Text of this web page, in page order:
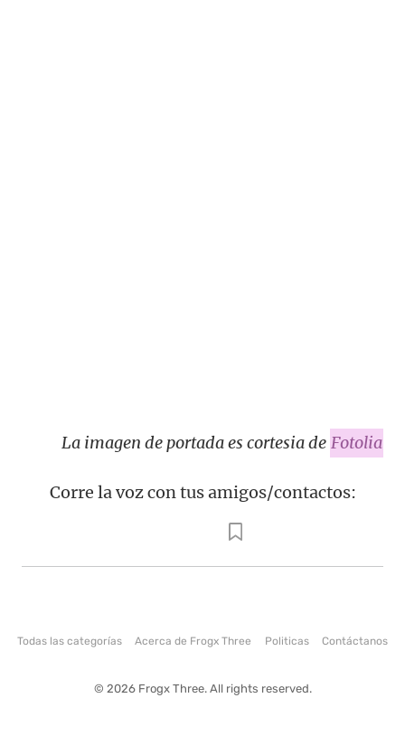
La imagen de portada es cortesia de Fotolia
Corre la voz con tus amigos/contactos:
Todas las categorías Acerca de Frogx Three Politicas Contáctanos
© 2026 Frogx Three. All rights reserved.